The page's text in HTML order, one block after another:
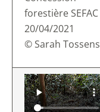
forestière SEFAC
20/04/2021
© Sarah Tossens